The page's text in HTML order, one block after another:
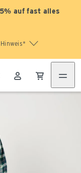
auf fast alles
Hinweis*